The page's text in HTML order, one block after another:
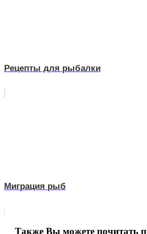
Рецепты для рыбалки
Миграция рыб
Также Вы можете почитать